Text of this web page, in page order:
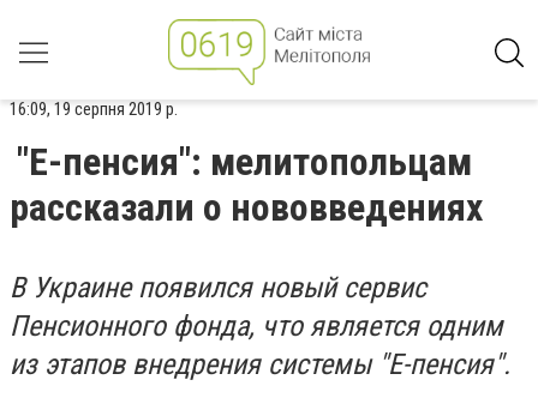
16:09, 19 серпня 2019 р.
"Е-пенсия": мелитопольцам
рассказали о нововведениях
В Украине появился новый сервис
Пенсионного фонда, что является одним
из этапов внедрения системы "Е-пенсия".